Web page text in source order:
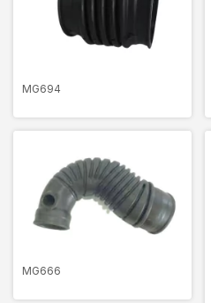
MG694
MG666